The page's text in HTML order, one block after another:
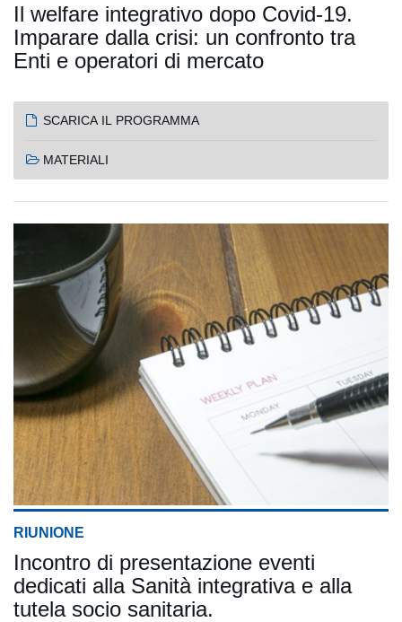
Il welfare integrativo dopo Covid-19.
Imparare dalla crisi: un confronto tra
Enti e operatori di mercato
SCARICA IL PROGRAMMA
MATERIALI
RIUNIONE
Incontro di presentazione eventi
dedicati alla Sanità integrativa e alla
tutela socio sanitaria.